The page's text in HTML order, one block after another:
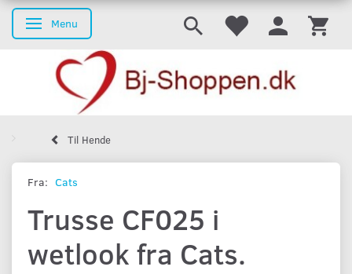
Skifte navigation
Menu
Til Hende
Fra: Cats
Trusse CF025 i
wetlook fra Cats.